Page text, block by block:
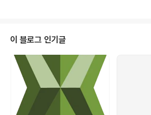
F는 커널 내에서 패킷 필터링을 수행하고, 필요한 패킷만을
유저 공간으로 전송해 성능을 최적화한다. BPF는 작은 명
령어 집합을 가진 간단한 가상 머신으로, 주로 네트워크 트
래픽을 필터링하는 목적에 사용되었다.그러나 시간이 지나
면서 BPF의 한계를 극복하고 그 기능을 확장할 필..
이 블로그 인기글